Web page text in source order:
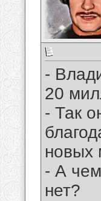
-
20
- Так
новых
- А
нет?